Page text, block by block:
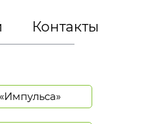
Контакты